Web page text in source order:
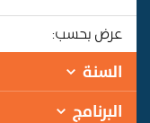
عرض بحسب:
السنة
البرنامج